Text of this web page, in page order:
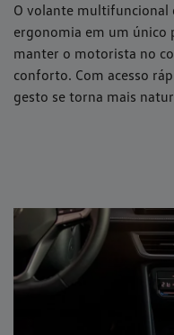
O volante multifuncional
ergonomia em um único
manter o motorista no
conforto. Com acesso
gesto se torna mais